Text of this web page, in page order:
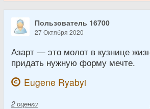
Пользователь 16700
27 Октября 2020
Азарт — это молот в кузнице
придать нужную форму мечте.
Eugene Ryabyi
2 оценки